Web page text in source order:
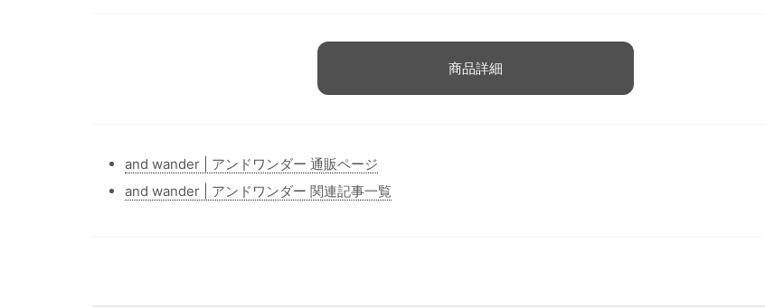
商品詳細
and wander | アンドワンダー 通販ページ
and wander | アンドワンダー 関連記事一覧